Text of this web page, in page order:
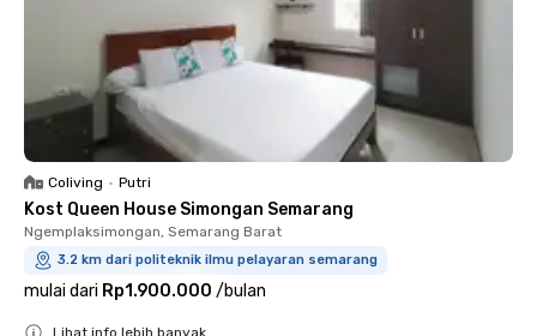
Coliving • Putri
Kost Queen House Simongan Semarang
Ngemplaksimongan, Semarang Barat
3.2 km dari politeknik ilmu pelayaran semarang
mulai dari Rp1.900.000 /bulan
Lihat info lebih banyak